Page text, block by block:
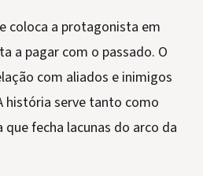
coloca a protagonista em
a pagar com o passado. O
com aliados e inimigos
história serve tanto como
fecha lacunas do arco da